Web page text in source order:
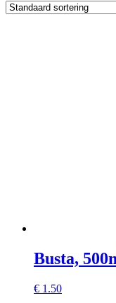
Busta,
€ 1.50